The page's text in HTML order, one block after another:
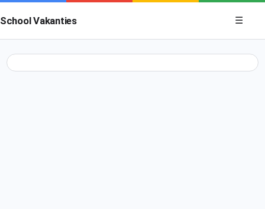
School Vakanties
Menu
☰